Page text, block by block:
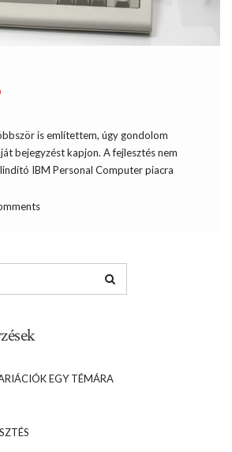
is említettem, úgy gondolom
bejegyzést kapjon. A fejlesztés nem
IBM Personal Computer piacra
a célja az volt, hogy a profiknak […]
EGY TÉMÁRA